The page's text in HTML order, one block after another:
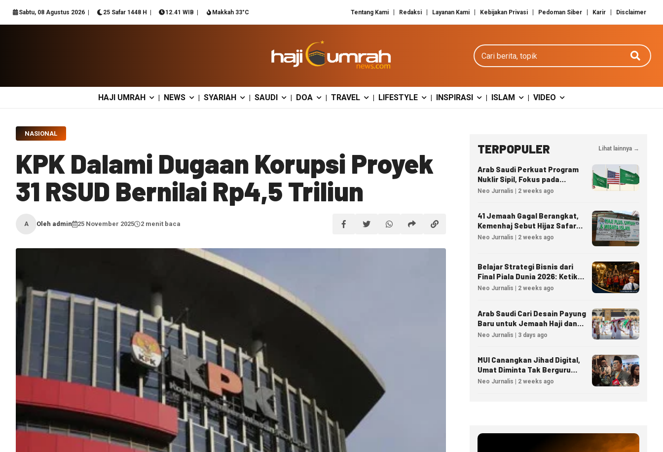
Sabtu, 08 Agustus 2026 25 Safar 1448 H 12.41 WIB Makkah 33°C Tentang Kami Redaksi Layanan Kami Kebijakan Privasi Pedoman Siber Karir Disclaimer
Cari berita
HAJI UMRAH | NEWS | SYARIAH | SAUDI | DOA | TRAVEL | LIFESTYLE | INSPIRASI | ISLAM | VIDEO
NASIONAL
KPK Dalami Dugaan Korupsi Proyek
31 RSUD Bernilai Rp4,5 Triliun
A Oleh admin 25 November 2025 2 menit baca
TERPOPULER Lihat lainnya →
Arab Saudi Perkuat Program
Nuklir Sipil, Fokus pada
Transfer Teknologi dan
Neo Jurnalis | 2 weeks ago
41 Jemaah Gagal Berangkat,
Kemenhaj Sebut Hijaz Safar
Tidak Masuk Daftar Resmi
Neo Jurnalis | 2 weeks ago
Belajar Strategi Bisnis dari
Final Piala Dunia 2026: Ketika
Taktik Sepak Bola Menjadi
Neo Jurnalis | 2 weeks ago
Arab Saudi Cari Desain Payung
Baru untuk Jemaah Haji dan
Umrah
Neo Jurnalis | 3 days ago
MUI Canangkan Jihad Digital,
Umat Diminta Tak Berguru
Agama Lewat AI
Neo Jurnalis | 2 weeks ago